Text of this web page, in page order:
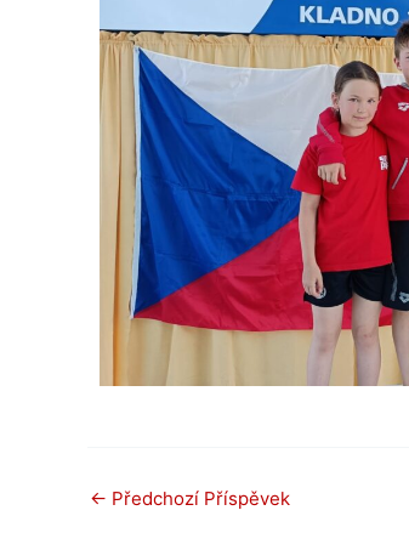
← Předchozí Příspěvek